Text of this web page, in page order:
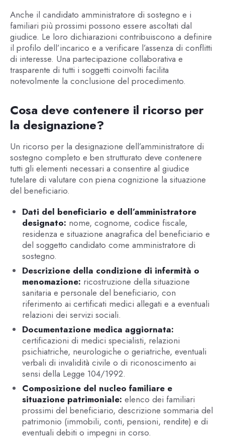
Anche il candidato amministratore di sostegno e i
familiari più prossimi possono essere ascoltati dal
giudice. Le loro dichiarazioni contribuiscono a definire
il profilo dell’incarico e a verificare l’assenza di conflitti
di interesse. Una partecipazione collaborativa e
trasparente di tutti i soggetti coinvolti facilita
notevolmente la conclusione del procedimento.
Cosa deve contenere il ricorso per
la designazione?
Un ricorso per la designazione dell’amministratore di
sostegno completo e ben strutturato deve contenere
tutti gli elementi necessari a consentire al giudice
tutelare di valutare con piena cognizione la situazione
del beneficiario.
Dati del beneficiario e dell’amministratore
designato: nome, cognome, codice fiscale,
residenza e situazione anagrafica del beneficiario e
del soggetto candidato come amministratore di
sostegno.
Descrizione della condizione di infermità o
menomazione: ricostruzione della situazione
sanitaria e personale del beneficiario, con
riferimento ai certificati medici allegati e a eventuali
relazioni dei servizi sociali.
Documentazione medica aggiornata:
certificazioni di medici specialisti, relazioni
psichiatriche, neurologiche o geriatriche, eventuali
verbali di invalidità civile o di riconoscimento ai
sensi della Legge 104/1992.
Composizione del nucleo familiare e
situazione patrimoniale: elenco dei familiari
prossimi del beneficiario, descrizione sommaria del
patrimonio (immobili, conti, pensioni, rendite) e di
eventuali debiti o impegni in corso.